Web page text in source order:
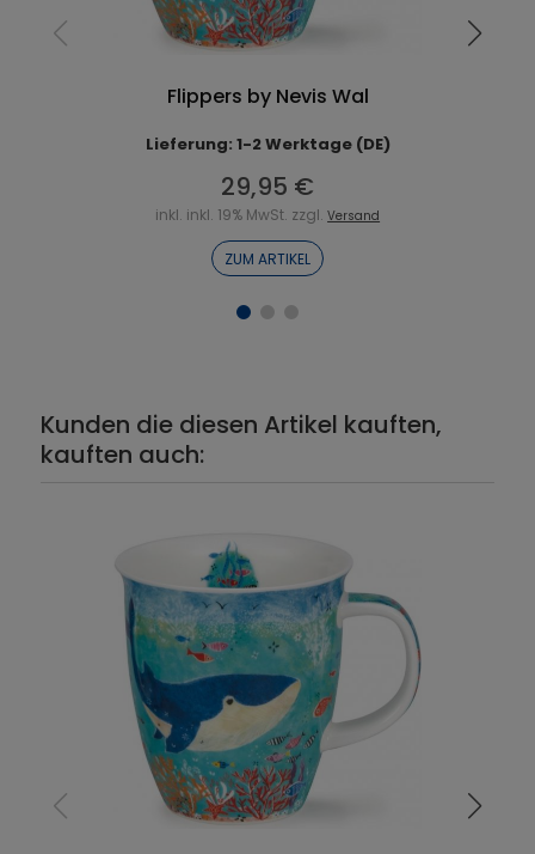
Flippers by Nevis Wal
Lieferung: 1-2 Werktage (DE)
29,95 €
inkl. inkl. 19% MwSt. zzgl.Versand
ZUM ARTIKEL
Kunden die diesen Artikel kauften,
kauften auch: